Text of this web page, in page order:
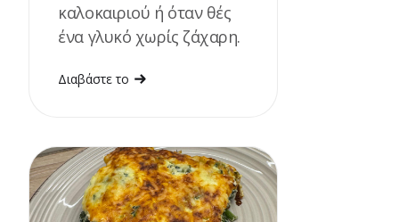
καλοκαιριού ή όταν θές
ένα γλυκό χωρίς ζάχαρη.
Διαβάστε το